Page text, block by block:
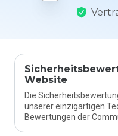
Website
Die
unserer einzigartigen
Bewertungen der